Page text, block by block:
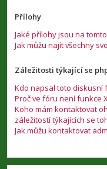
Přílohy
Jaké přílohy jsou na
Jak můžu najít všechny
Záležitosti týkající se
Kdo napsal toto diskusní
Proč ve fóru není funkce
Koho mám kontaktovat
záležitostí týkajících se
Jak můžu kontaktovat